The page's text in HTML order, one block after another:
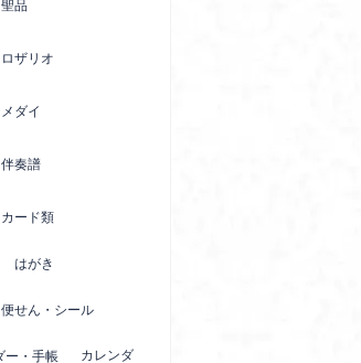
聖品
ロザリオ
メダイ
伴奏譜
カード類
はがき
便せん・シール
カレンダ